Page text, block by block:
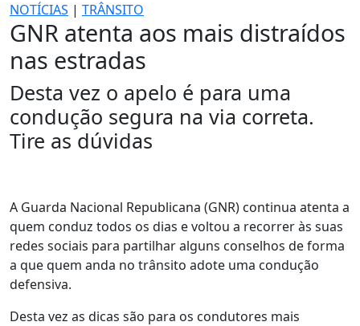
NOTÍCIAS | TRÂNSITO
GNR atenta aos mais distraídos
nas estradas
Desta vez o apelo é para uma
condução segura na via correta.
Tire as dúvidas
A Guarda Nacional Republicana (GNR) continua atenta a
quem conduz todos os dias e voltou a recorrer às suas
redes sociais para partilhar alguns conselhos de forma
a que quem anda no trânsito adote uma condução
defensiva.
Desta vez as dicas são para os condutores mais